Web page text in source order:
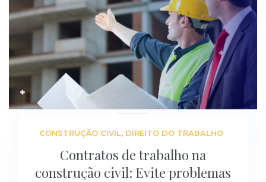
CONSTRUÇÃO CIVIL, DIREITO DO TRABALHO
Contratos de trabalho na
construção civil: Evite problemas